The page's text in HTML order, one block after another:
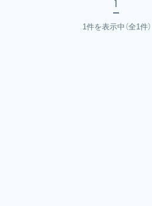
1
1件を表示中 （全1件）